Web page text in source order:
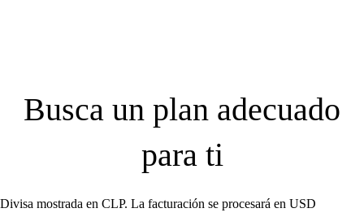
Busca un plan adecuado
para ti
Divisa mostrada en CLP. La facturación se procesará en USD